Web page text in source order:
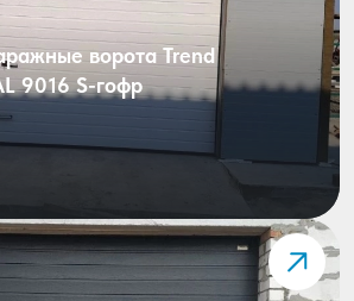
ворота Trend
9016 S-гофр